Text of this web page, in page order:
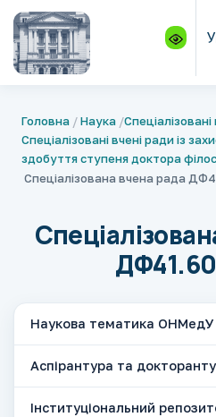
Головна Наука
Спеціалізовані вчені ради із
здобуття ступеня доктора
Спеціалізована вчена рада
Наукова тематика ОНМедУ
Аспірантура та
Інституціональний